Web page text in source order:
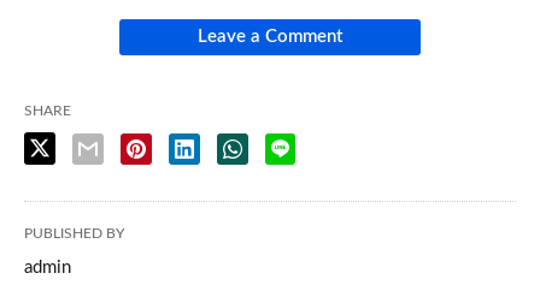
Leave a Comment
SHARE
PUBLISHED BY
admin